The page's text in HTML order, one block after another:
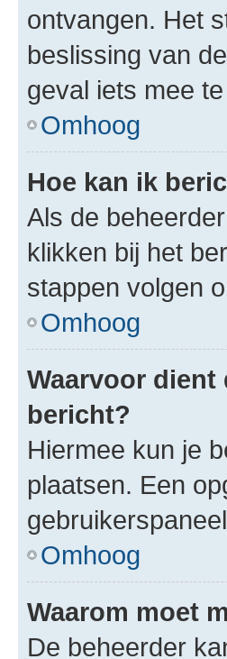
ontvangen. Het
beslissing van
geval iets mee
Omhoog
Hoe kan ik
Als de
klikken bij het
stappen volgen
Omhoog
Waarvoor
bericht?
Hiermee kun je
plaatsen. Een
Omhoog
Waarom moet
De beheerder